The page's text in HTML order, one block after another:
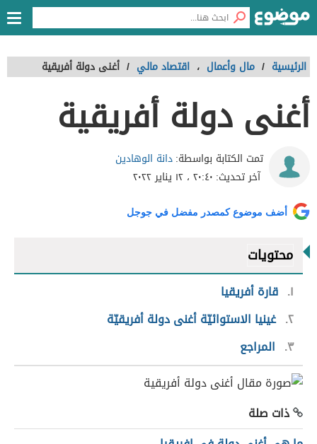
الرئيسية / مال وأعمال ، اقتصاد مالي / أغنى دولة أفريقية
أغنى دولة أفريقية
تمت الكتابة بواسطة:دانة الوهادين
آخر تحديث: ٢٠:٤٠ ، ١٢ يناير ٢٠٢٢
أضف موضوع كمصدر مفضل في جوجل
محتويات
١ قارة أفريقيا
٢ غينيا الاستوائيّة أغنى دولة أفريقيّة
٣
المراجع
ذات صلة